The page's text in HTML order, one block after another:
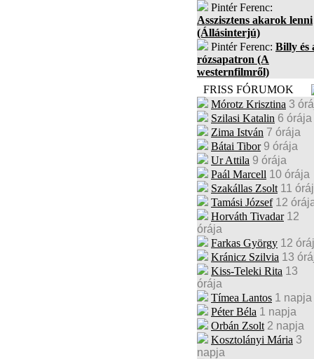
Pintér Ferenc:
Asszisztens akarok lenni
(Állásinterjú)
Pintér Ferenc: Billy és
rózsapatron (A
westernfilmről)
FRISS FÓRUMOK
Mórotz Krisztina 3
Szilasi Katalin 6 órája
Zima István 7 órája
Bátai Tibor 9 órája
Ur Attila 9 órája
Paál Marcell 10 órája
Szakállas Zsolt 11
Tamási József 12
Horváth Tivadar 12
órája
Farkas György 12
Kránicz Szilvia 13
Kiss-Teleki Rita 13
órája
Tímea Lantos 1 napja
Péter Béla 1 napja
Orbán Zsolt 2 napja
Kosztolányi Mária 3
napja